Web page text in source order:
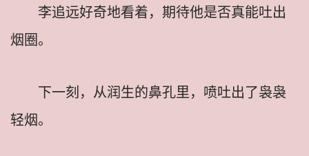
李追远好奇地看着，期待他是否真能吐出
烟圈。
下一刻，从润生的鼻孔里，喷吐出了袅袅
轻烟。